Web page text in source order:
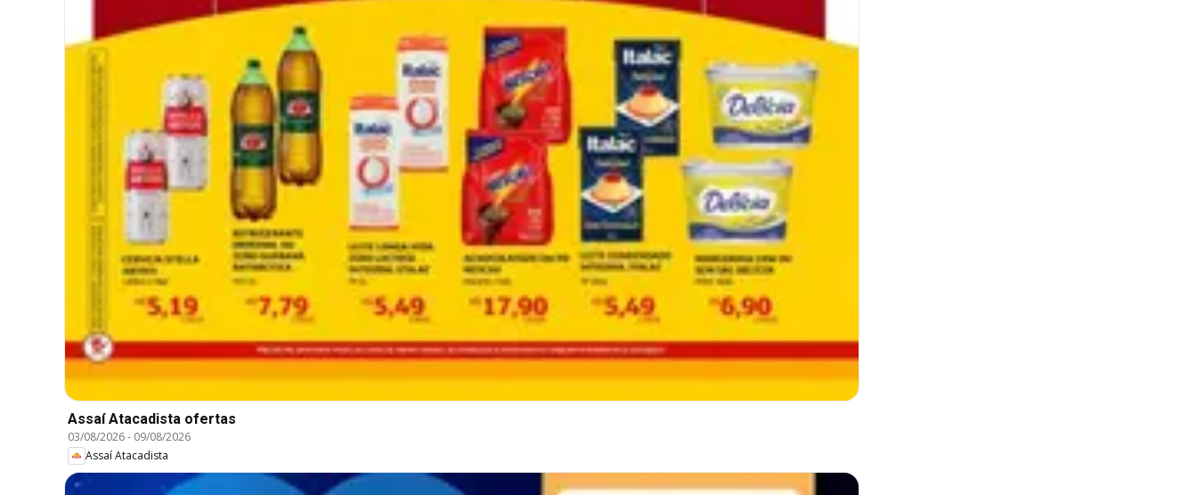
Assaí Atacadista ofertas
03/08/2026- 09/08/2026
Assaí Atacadista